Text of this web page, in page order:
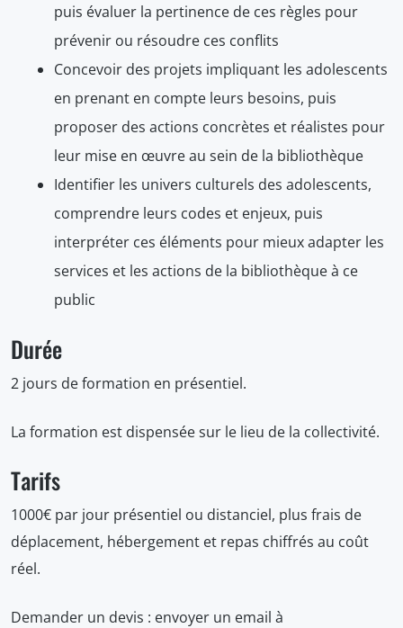
puis évaluer la pertinence de ces règles pour
prévenir ou résoudre ces conflits
Concevoir des projets impliquant les adolescents
en prenant en compte leurs besoins, puis
proposer des actions concrètes et réalistes pour
leur mise en œuvre au sein de la bibliothèque
Identifier les univers culturels des adolescents,
comprendre leurs codes et enjeux, puis
interpréter ces éléments pour mieux adapter les
services et les actions de la bibliothèque à ce
public
Durée
2 jours de formation en présentiel.
La formation est dispensée sur le lieu de la collectivité.
Tarifs
1000€ par jour présentiel ou distanciel, plus frais de
déplacement, hébergement et repas chiffrés au coût
réel.
Demander un devis : envoyer un email à